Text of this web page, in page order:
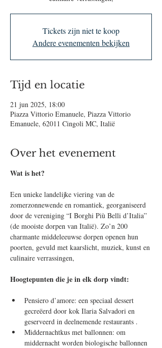
Tickets zijn niet te koop
Andere evenementen bekijken
Tijd en locatie
21 jun 2025, 18:00
Piazza Vittorio Emanuele, Piazza Vittorio
Emanuele, 62011 Cingoli MC, Italië
Over het evenement
Wat is het?
Een unieke landelijke viering van de
zomerzonnewende en romantiek, georganiseerd
door de vereniging “I Borghi Più Belli d’Italia”
(de mooiste dorpen van Italië). Zo’n 200
charmante middeleeuwse dorpen openen hun
poorten, gevuld met kaarslicht, muziek, kunst en
culinaire verrassingen,
Hoogtepunten die je in elk dorp vindt:
Pensiero d’amore: een speciaal dessert
gecreëerd door kok Ilaria Salvadori en
geserveerd in deelnemende restaurants .
Middernachtkus met ballonnen: om
middernacht worden biologische ballonnen